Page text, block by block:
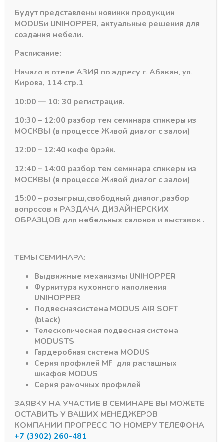
рифленный
(1500)
Похожие товары
Ножки опорные
Ножка цокольная с
базой регулир.
пластик разборная h-
34,61₽
Артикул:МК17292+МК25264
Ножки опорные
Элемент клипса
крепления цоколь
PVC к цокольной
Артикул:МФ0167/
МК000048327
Подпишитесь на рассылку акций
#MODUS
Будут представлены новинки продукции
MODUSи UNIHOPPER, актуальные решения для
создания мебели.
Расписание:
Начало в отеле АЗИЯ по адресу г. Абакан, ул.
Кирова, 114 стр.1
10:00 — 10: 30 регистрация.
10:30 – 12:00 разбор тем семинара спикеры из
МОСКВЫ (в процессе Живой диалог с залом)
12:00 – 12:40 кофе брэйк.
12:40 – 14:00 разбор тем семинара спикеры из
МОСКВЫ (в процессе Живой диалог с залом)
15:00 – розыгрыш,свободный диалог,разбор
вопросов и РАЗДАЧА ДИЗАЙНЕРСКИХ
ОБРАЗЦОВ для мебельных салонов и выставок .
ТЕМЫ СЕМИНАРА:
Выдвижные механизмы UNIHOPPER
Фурнитура кухонного наполнения
UNIHOPPER
Подвеснаясистема MODUS AIR SOFT
(black)
Телескопическая подвесная система
MODUSTS
Гардеробная система MODUS
Серия профилей MF для распашных
шкафов MODUS
Серия рамочных профилей
ЗАЯВКУ НА УЧАСТИЕ В СЕМИНАРЕ ВЫ МОЖЕТЕ
ОСТАВИТЬ У ВАШИХ МЕНЕДЖЕРОВ
КОМПАНИИ ПРОГРЕСС ПО НОМЕРУ ТЕЛЕФОНА
+7 (3902) 260-481